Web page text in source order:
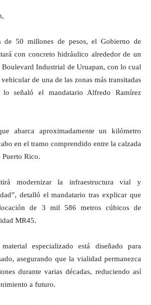
de 50 millones de pesos, el Gobierno de
con concreto hidráulico alrededor de un
Industrial de Uruapan, con lo cual
de una de las zonas más transitadas
señaló el mandatario Alfredo Ramírez
abarca aproximadamente un kilómetro
en el tramo comprendido entre la calzada
Rico.
modernizar la infraestructura vial y
detalló el mandatario tras explicar que
de 3 mil 586 metros cúbicos de
MR45.
especializado está diseñado para
asegurando que la vialidad permanezca
durante varias décadas, reduciendo así
a futuro.